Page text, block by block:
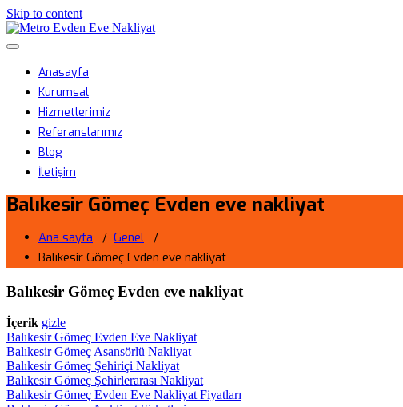
Skip to content
Metro Evden Eve Nakliyat
Anasayfa
Kurumsal
Hizmetlerimiz
Referanslarımız
Blog
İletişim
Balıkesir Gömeç Evden eve nakliyat
Ana sayfa / Genel /
Balıkesir Gömeç Evden eve nakliyat
Balıkesir Gömeç Evden eve nakliyat
İçerik gizle
Balıkesir Gömeç Evden Eve Nakliyat
Balıkesir Gömeç Asansörlü Nakliyat
Balıkesir Gömeç Şehiriçi Nakliyat
Balıkesir Gömeç Şehirlerarası Nakliyat
Balıkesir Gömeç Evden Eve Nakliyat Fiyatları